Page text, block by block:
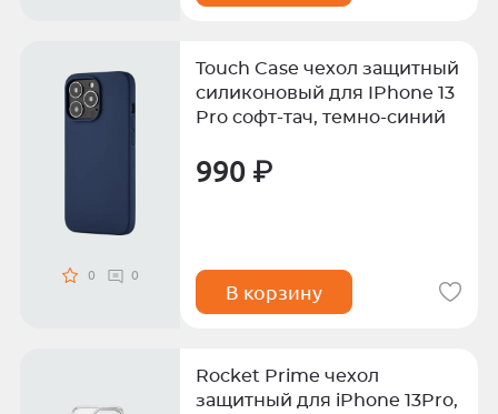
0 0
Touch Case чехол защитный
силиконовый для IPhone 13
Pro софт-тач, темно-синий
990 ₽
В корзину
Rocket Prime чехол
защитный для iPhone 13Pro,